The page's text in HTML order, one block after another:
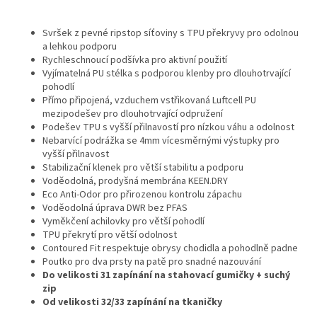
Svršek z pevné ripstop síťoviny s TPU překryvy pro odolnou
a lehkou podporu
Rychleschnoucí podšívka pro aktivní použití
Vyjímatelná PU stélka s podporou klenby pro dlouhotrvající
pohodlí
Přímo připojená, vzduchem vstřikovaná Luftcell PU
mezipodešev pro dlouhotrvající odpružení
Podešev TPU s vyšší přilnavostí pro nízkou váhu a odolnost
Nebarvící podrážka se 4mm vícesměrnými výstupky pro
vyšší přilnavost
Stabilizační klenek pro větší stabilitu a podporu
Voděodolná, prodyšná membrána KEEN.DRY
Eco Anti-Odor pro přirozenou kontrolu zápachu
Voděodolná úprava DWR bez PFAS
Vyměkčení achilovky pro větší pohodlí
TPU překrytí pro větší odolnost
Contoured Fit respektuje obrysy chodidla a pohodlně padne
Poutko pro dva prsty na patě pro snadné nazouvání
Do velikosti 31 zapínání na stahovací gumičky + suchý
zip
Od velikosti 32/33 zapínání na tkaničky